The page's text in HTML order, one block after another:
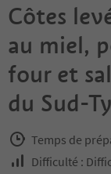
Côtes
au miel,
four et
du Sud-
Temps de
Difficulté :